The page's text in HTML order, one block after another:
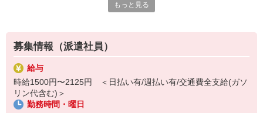
・レクリエーション企画、実施
・利用者さんとのコミュニケーション
・行き帰りの送迎 ※運転ができる希望者のみでOK！
など
日勤帯のみ・残業なしなので、お迎えがあっても安心◎
土日休み相談OK！家族との時間もしっかり確保できます♪
もっと見る
募集情報（派遣社員）
給与
時給1500円〜2125円 ＜日払い有/週払い有/交通費全支給(ガソ
リン代含む)＞
勤務時間・曜日